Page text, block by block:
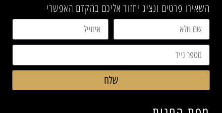
השאירו פרטים ונציג יחזור אליכם בהקדם האפשרי
שלח